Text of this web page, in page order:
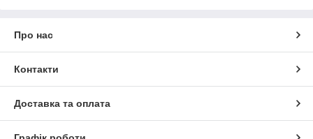
Про нас
Контакти
Доставка та оплата